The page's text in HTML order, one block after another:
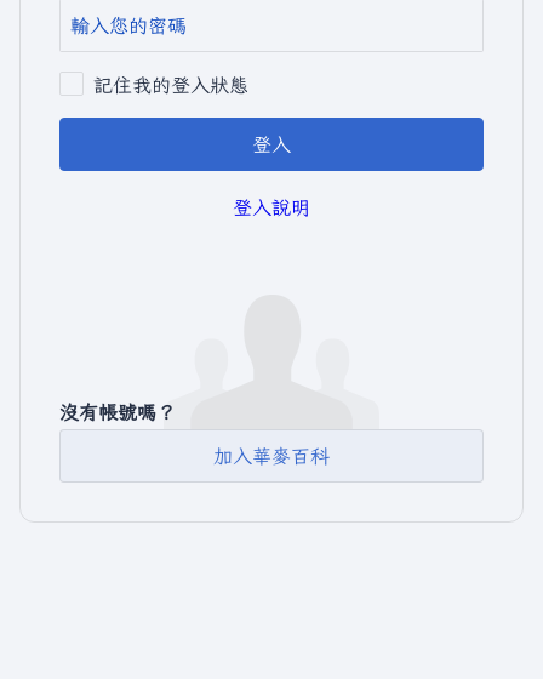
記住我的登入狀態
登入
登入說明
沒有帳號嗎？
加入華麥百科